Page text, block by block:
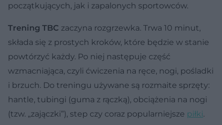
początkujących, jak i zapalonych sportowców.
Trening TBC zaczyna rozgrzewka. Trwa 10 minut,
składa się z prostych kroków, które będzie w stanie
powtórzyć każdy. Po niej następuje część
wzmacniająca, czyli ćwiczenia na ręce, nogi, pośladki
i brzuch. Do treningu używane są rozmaite sprzęty:
hantle, tubingi (guma z rączką), obciążenia na nogi
(tzw. „zajączki”), step czy coraz popularniejsze piłki.